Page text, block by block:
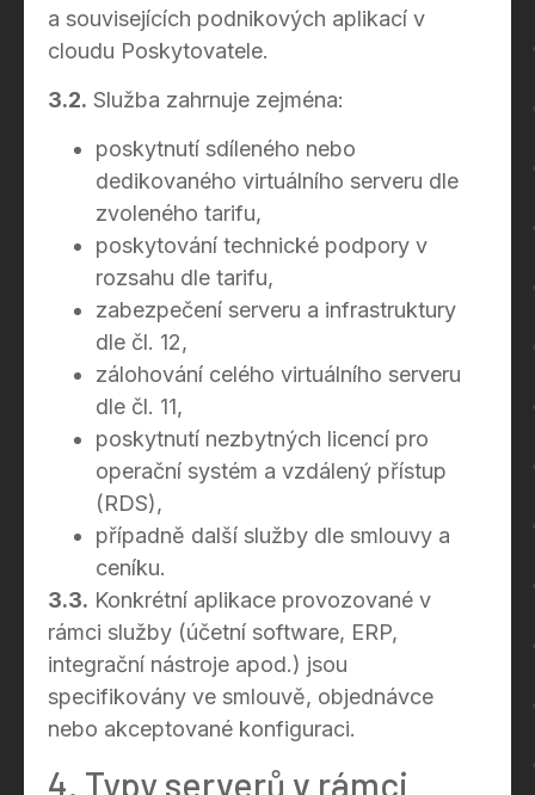
a souvisejících podnikových aplikací v
cloudu Poskytovatele.
3.2. Služba zahrnuje zejména:
poskytnutí sdíleného nebo
dedikovaného virtuálního serveru dle
zvoleného tarifu,
poskytování technické podpory v
rozsahu dle tarifu,
zabezpečení serveru a infrastruktury
dle čl. 12,
zálohování celého virtuálního serveru
dle čl. 11,
poskytnutí nezbytných licencí pro
operační systém a vzdálený přístup
(RDS),
případně další služby dle smlouvy a
ceníku.
3.3. Konkrétní aplikace provozované v
rámci služby (účetní software, ERP,
integrační nástroje apod.) jsou
specifikovány ve smlouvě, objednávce
nebo akceptované konfiguraci.
4. Typy serverů v rámci